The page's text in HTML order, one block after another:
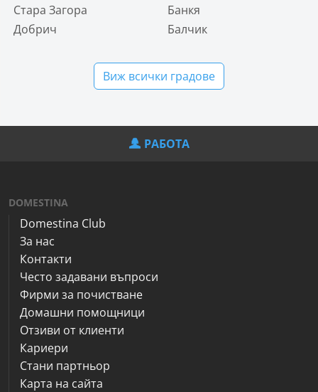
Стара Загора
Банкя
Добрич
Балчик
Виж всички градове
РАБОТА
DOMESTINA
Domestina Club
За нас
Контакти
Често задавани въпроси
Фирми за почистване
Домашни помощници
Отзиви от клиенти
Кариери
Стани партньор
Карта на сайта